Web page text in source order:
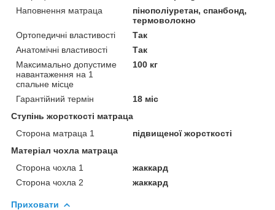
Наповнення матраца
пінополіуретан, спанбонд,
термоволокно
Ортопедичні властивості
Так
Анатомічні властивості
Так
Максимально допустиме
навантаження на 1
спальне місце
100 кг
Гарантійний термін
18 міс
Ступінь жорсткості матраца
Сторона матраца 1
підвищеної жорсткості
Матеріал чохла матраца
Сторона чохла 1
жаккард
Сторона чохла 2
жаккард
Приховати